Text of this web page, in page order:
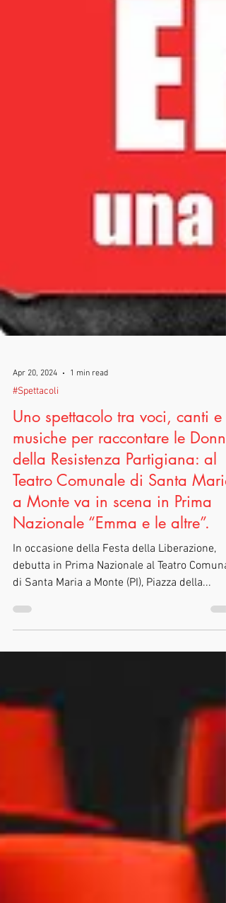
Apr 20, 2024 1 min read
#Spettacoli
Uno spettacolo tra voci, canti e
musiche per raccontare le Donne
della Resistenza Partigiana: al
Teatro Comunale di Santa Maria
a Monte va in scena in Prima
Nazionale “Emma e le altre”.
In occasione della Festa della Liberazione,
debutta in Prima Nazionale al Teatro